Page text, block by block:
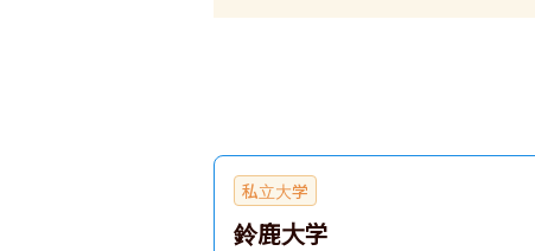
私立大学
鈴鹿大学